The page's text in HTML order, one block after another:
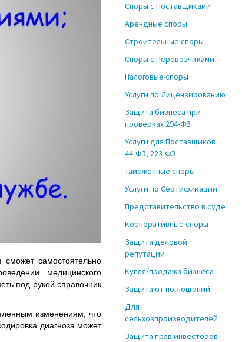
самостоятельно
медицинского
под рукой справочник
изменениям, что
диагноза может
Споры с Поставщиками
Арендные споры
Строительные споры
Споры с Перевозчиками
Налоговые споры
Услуги по Лицензированию
Защита бизнеса при
проверках 294-ФЗ
Услуги для Поставщиков
44-ФЗ, 223-ФЗ
Таможенные споры
Услуги по Сертификации
Представительство в суде
Корпоративные споры
Защита деловой
репутации
Купля/продажа бизнеса
Защита от поглощений
Для
сельхозпроизводителей
Защита прав инвесторов